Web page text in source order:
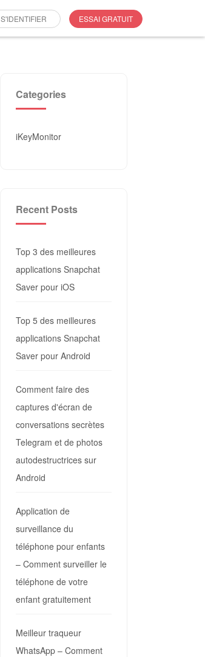
S'IDENTIFIER ESSAI GRATUIT
Categories
iKeyMonitor
Recent Posts
Top 3 des meilleures
applications Snapchat
Saver pour iOS
Top 5 des meilleures
applications Snapchat
Saver pour Android
Comment faire des
captures d'écran de
conversations secrètes
Telegram et de photos
autodestructrices sur
Android
Application de
surveillance du
téléphone pour enfants
– Comment surveiller le
téléphone de votre
enfant gratuitement
Meilleur traqueur
WhatsApp – Comment